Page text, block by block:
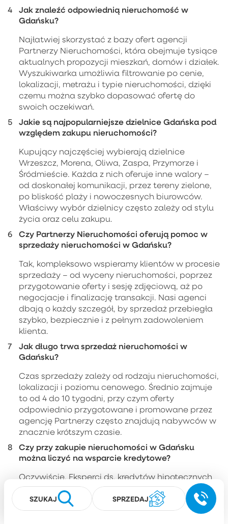
Jak znaleźć odpowiednią nieruchomość w
Gdańsku?
Najłatwiej skorzystać z bazy ofert agencji
Partnerzy Nieruchomości, która obejmuje tysiące
aktualnych propozycji mieszkań, domów i działek.
Wyszukiwarka umożliwia filtrowanie po cenie,
lokalizacji, metrażu i typie nieruchomości, dzięki
czemu można szybko dopasować ofertę do
swoich oczekiwań.
Jakie są najpopularniejsze dzielnice Gdańska pod
względem zakupu nieruchomości?
Kupujący najczęściej wybierają dzielnice
Wrzeszcz, Morena, Oliwa, Zaspa, Przymorze i
Śródmieście. Każda z nich oferuje inne walory –
od doskonałej komunikacji, przez tereny zielone,
po bliskość plaży i nowoczesnych biurowców.
Właściwy wybór dzielnicy często zależy od stylu
życia oraz celu zakupu.
Czy Partnerzy Nieruchomości oferują pomoc w
sprzedaży nieruchomości w Gdańsku?
Tak, kompleksowo wspieramy klientów w procesie
sprzedaży – od wyceny nieruchomości, poprzez
przygotowanie oferty i sesję zdjęciową, aż po
negocjacje i finalizację transakcji. Nasi agenci
dbają o każdy szczegół, by sprzedaż przebiegła
szybko, bezpiecznie i z pełnym zadowoleniem
klienta.
Jak długo trwa sprzedaż nieruchomości w
Gdańsku?
Czas sprzedaży zależy od rodzaju nieruchomości,
lokalizacji i poziomu cenowego. Średnio zajmuje
to od 4 do 10 tygodni, przy czym oferty
odpowiednio przygotowane i promowane przez
agencję Partnerzy często znajdują nabywców w
znacznie krótszym czasie.
Czy przy zakupie nieruchomości w Gdańsku
można liczyć na wsparcie kredytowe?
Oczywiście. Eksperci ds. kredytów hipotecznych
Agencji Nieruchomości Partnerzy pomagają
uzyskać finansowanie zakupu nieruchomości na
najkorzystniejszych warunkach. Klient może
SZUKAJ SPRZEDAJ